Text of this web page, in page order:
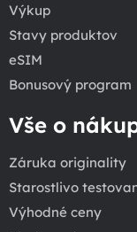
Výkup
Stavy produktov
eSIM
Bonusový program
Vše o
Záruka originality
Starostlivo
Výhodné ceny